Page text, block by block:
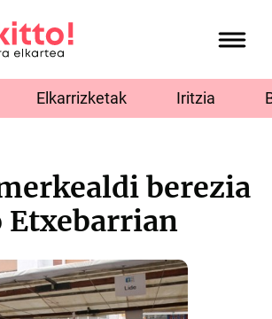
Elkarrizketak Iritzia
berezia